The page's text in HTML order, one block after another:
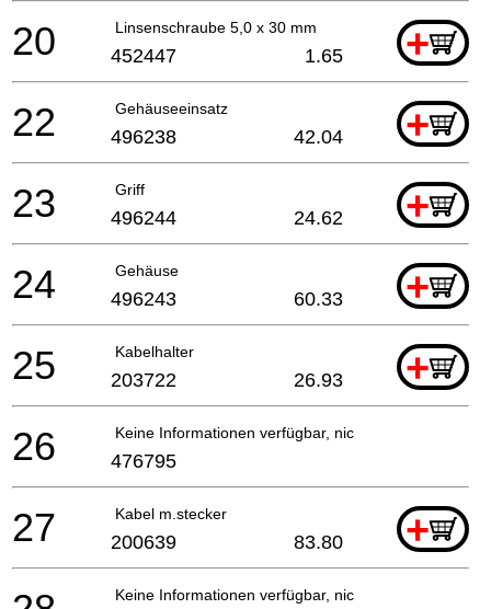
Linsenschraube 5,0 x 30 mm +
20 452447 1.65
Gehäuseeinsatz +
22 496238 42.04
Griff +
23 496244 24.62
Gehäuse +
24 496243 60.33
Kabelhalter +
25 203722 26.93
Keine Informationen verfügbar, nicht bestellbar
26 476795
Kabel m.stecker +
27 200639 83.80
Keine Informationen verfügbar, nicht bestellbar